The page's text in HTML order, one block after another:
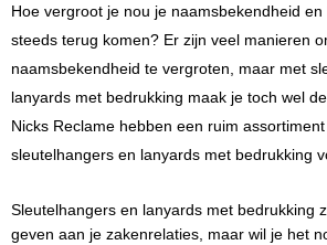
Hoe vergroot je nou je naamsbekendheid
steeds terug komen? Er zijn veel manieren
naamsbekendheid te vergroten, maar met
lanyards met bedrukking maak je toch wel
Nicks Reclame hebben een ruim
sleutelhangers en lanyards met bedrukking
Sleutelhangers en lanyards met bedrukking
geven aan je zakenrelaties, maar wil je het